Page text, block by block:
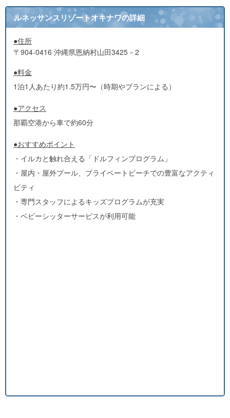
ルネッサンスリゾートオキナワの詳細
●住所
〒904-0416 沖縄県恩納村山田3425－2
●料金
1泊1人あたり約1.5万円〜（時期やプランによる）
●アクセス
那覇空港から車で約60分
●おすすめポイント
・イルカと触れ合える「ドルフィンプログラム」
・屋内・屋外プール、プライベートビーチでの豊富なアクティ
ビティ
・専門スタッフによるキッズプログラムが充実
・ベビーシッターサービスが利用可能